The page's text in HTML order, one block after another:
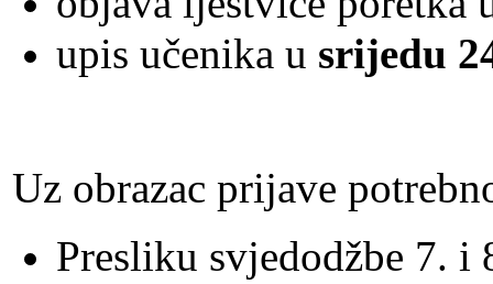
upis učenika u srijedu
Uz obrazac prijave
Presliku svjedodžbe 7. i